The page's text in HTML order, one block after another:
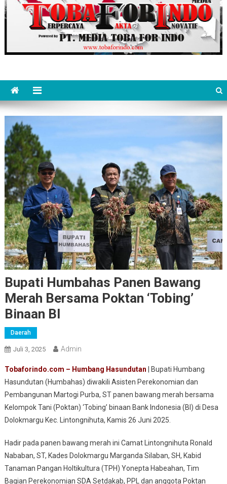
Bupati Humbahas Panen Bawang
Merah Bersama Poktan ‘Tobing’
Binaan BI
Daerah
Juli 3, 2025 Admin
Tobaforindo.com – Humbang Hasundutan | Bupati Humbang
Hasundutan (Humbahas) diwakili Asisten Perekonomian dan
Pembangunan Martogi Purba, ST panen bawang merah bersama
Kelompok Tani (Poktan) ‘Tobing’ binaan Bank Indonesia (BI) di Desa
Dolokmargu Kec. Lintongnihuta, Kamis 26 Juni 2025.
Hadir pada panen bawang merah ini Camat Lintongnihuta Ronald
Nababan, ST, Kades Dolokmargu Marganda Silaban, SH, Kabid
Tanaman Pangan Holtikultura (TPH) Yonepta Habeahan, Tim
Bagian Perekonomian SDA Setdakab, PPL dan anggota Poktan